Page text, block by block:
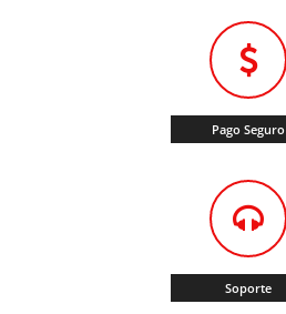
Pago Seguro
Soporte